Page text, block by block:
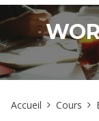
Accueil Cours